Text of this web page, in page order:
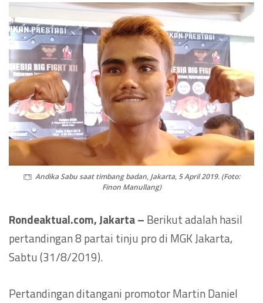
Andika Sabu saat timbang badan, Jakarta, 5 April 2019. (Foto:
Finon Manullang)
Rondeaktual.com, Jakarta – Berikut adalah hasil
pertandingan 8 partai tinju pro di MGK Jakarta,
Sabtu (31/8/2019).
Pertandingan ditangani promotor Martin Daniel